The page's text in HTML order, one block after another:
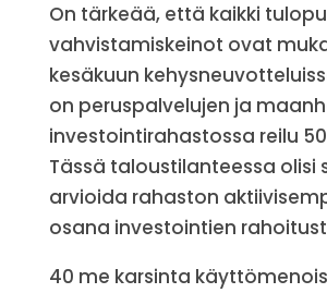
On tärkeää, että kaikki
vahvistamiskeinot ovat
kesäkuun
on peruspalvelujen ja
investointirahastossa reilu
Tässä taloustilanteessa olisi
arvioida rahaston
osana investointien
40 me karsinta